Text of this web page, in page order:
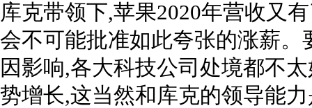
库克带领下,苹果2020年营收又
会不可能批准如此夸张的涨薪
因影响,各大科技公司处境都不
势增长,这当然和库克的领导能